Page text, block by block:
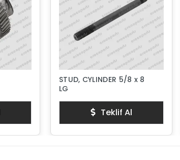
STUD, CYLINDER 5/8 x 8
LG
Teklif Al